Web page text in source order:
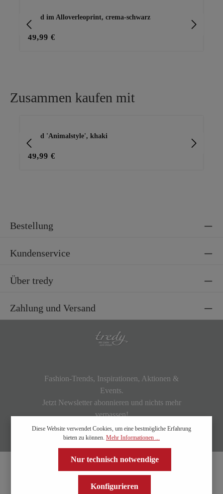
Kleid im Alloverleoprint, crema-schwarz
49,99 €
Zusammen kaufen mit
Kleid 'Animalstyle', khaki
49,99 €
Bestellung
Kundenservice
Über tredy
Zahlung und Versand
Fashion-Trends, Inspirationen, Aktionen &
Events.
Jetzt Newsletter abonnieren und nichts mehr
verpassen!
Diese Website verwendet Cookies, um eine bestmögliche Erfahrung
bieten zu können. Mehr Informationen ...
Nur technisch notwendige
Konfigurieren